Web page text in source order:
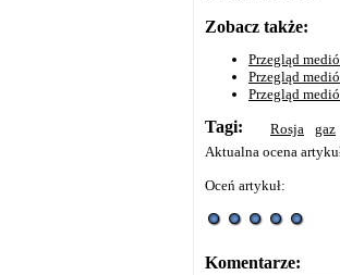
Zobacz także:
Przegląd
Przegląd
Przegląd
Tagi: Rosja gaz
Aktualna ocena
Oceń artykuł:
Komentarze: